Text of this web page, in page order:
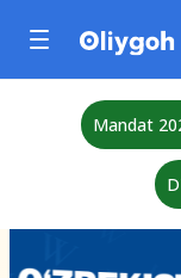
Mandat